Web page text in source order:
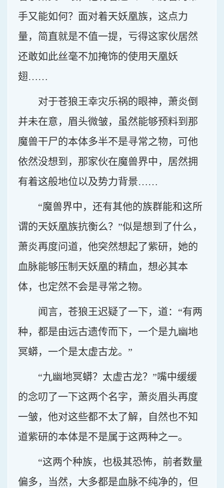
手又能如何？面对着天妖凰族，这点力
量，简直就是不值一提，亏得这家伙居然
还敢如此丝毫不加掩饰的使用天凰妖
翅……
对于苍狼王幸灾乐祸的眼神，萧炎倒
并未在意，眉头微皱，虽然能够预料到那
魔兽干尸的本体多半不是寻常之物，可他
依然没想到，那家伙在魔兽界中，居然拥
有着这般地位以及势力背景……
“魔兽界中，还有其他的族群能和这所
谓的天妖凰族抗衡么？”似是想到了什么，
萧炎再度问道，他突然想起了紫研，她的
血脉能够压制天妖凰的精血，想必其本
体，也定然不会是寻常之物。
闻言，苍狼王迟疑了一下，道：“有两
种，都是由远古遗传而下，一个是九幽地
冥蟒，一个是太虚古龙。”
“九幽地冥蟒？太虚古龙？”嘴中缓缓
的念叨了一下这两个名字，萧炎眉头再度
一皱，他对这些都不太了解，自然也不知
道紫研的本体是不是属于这两种之一。
“这两个种族，也极其恐怖，前者数量
偏多，当然，大多都是血脉不纯净的，但